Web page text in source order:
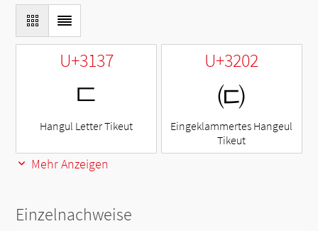
U+3137
ㄷ
Hangul Letter Tikeut
U+3202
㈂
Eingeklammertes Hangeul
Tikeut
Mehr Anzeigen
Einzelnachweise